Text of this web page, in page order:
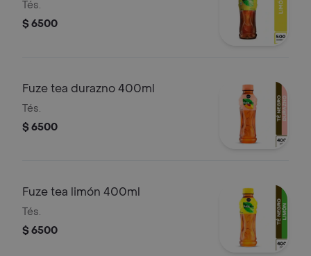
Tés.
$ 6500
Fuze tea durazno 400ml
Tés.
$ 6500
Fuze tea limón 400ml
Tés.
$ 6500